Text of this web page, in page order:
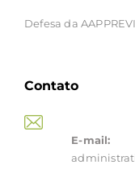
Defesa da AAPPREVI
Contato
E-mail: